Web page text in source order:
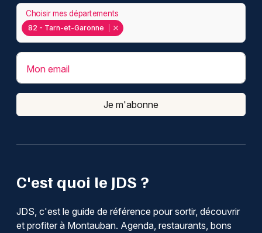
C'est quoi le JDS ?
JDS, c'est le guide de référence pour sortir, découvrir
et profiter à Montauban. Agenda, restaurants, bons
82 - Tarn-et-Garonne
Choisir mes départements
Mon email
Je m'abonne